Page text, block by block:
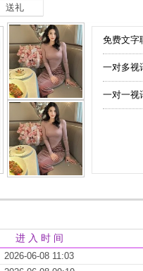
送礼
免费文
一对多
一对一
进 入 时 间
2026-06-08 11:03